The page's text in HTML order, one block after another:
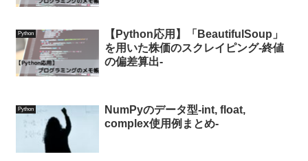
Python
【Python応用】「BeautifulSoup」
を用いた株価のスクレイピング-終値
の偏差算出-
Python
NumPyのデータ型-int, float,
complex使用例まとめ-